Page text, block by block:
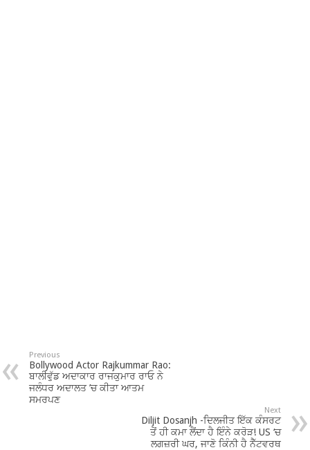
Previous
Bollywood Actor Rajkummar Rao:
ਬਾਲੀਵੁੱਡ ਅਦਾਕਾਰ ਰਾਜਕੁਮਾਰ ਰਾਓ ਨੇ
ਜਲੰਧਰ ਅਦਾਲਤ ’ਚ ਕੀਤਾ ਆਤਮ
ਸਮਰਪਣ
Next
Diljit Dosanjh -ਦਿਲਜੀਤ ਇੱਕ ਕੰਸਰਟ
ਤੋਂ ਹੀ ਕਮਾ ਲੈਂਦਾ ਹੈ ਇੰਨੇ ਕਰੋੜ! US ‘ਚ
ਲਗਜ਼ਰੀ ਘਰ, ਜਾਣੋ ਕਿੰਨੀ ਹੈ ਨੈੱਟਵਰਥ